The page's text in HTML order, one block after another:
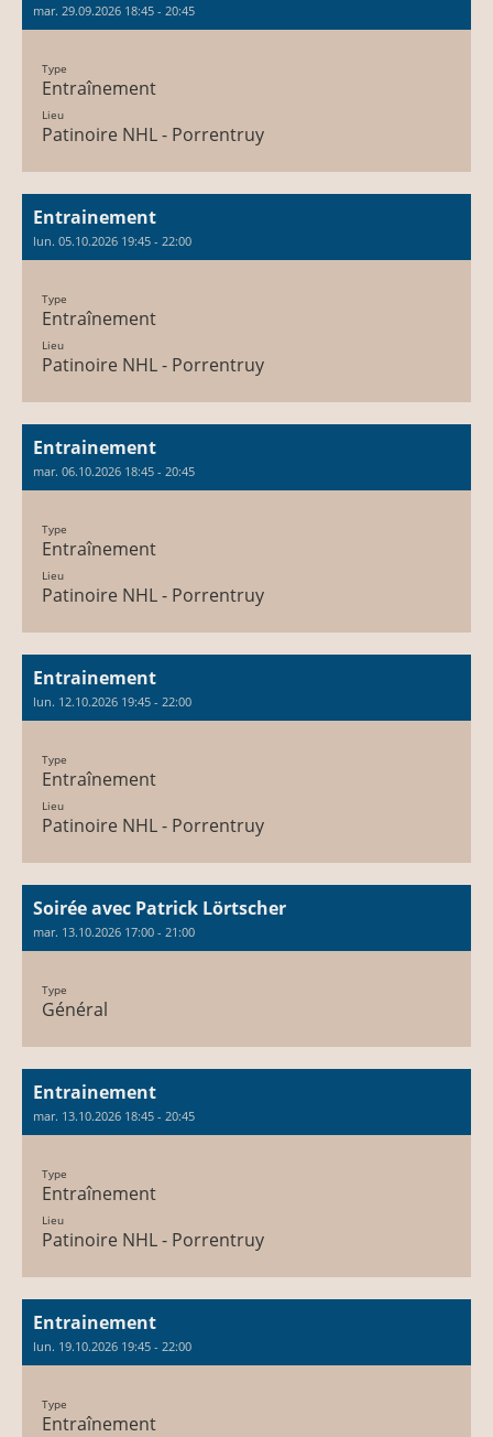
mar. 29.09.2026 18:45 - 20:45
Type
Entraînement
Lieu
Patinoire NHL - Porrentruy
Entrainement
lun. 05.10.2026 19:45 - 22:00
Type
Entraînement
Lieu
Patinoire NHL - Porrentruy
Entrainement
mar. 06.10.2026 18:45 - 20:45
Type
Entraînement
Lieu
Patinoire NHL - Porrentruy
Entrainement
lun. 12.10.2026 19:45 - 22:00
Type
Entraînement
Lieu
Patinoire NHL - Porrentruy
Soirée avec Patrick Lörtscher
mar. 13.10.2026 17:00 - 21:00
Type
Général
Entrainement
mar. 13.10.2026 18:45 - 20:45
Type
Entraînement
Lieu
Patinoire NHL - Porrentruy
Entrainement
lun. 19.10.2026 19:45 - 22:00
Type
Entraînement